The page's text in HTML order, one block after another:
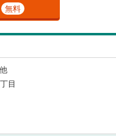
無料
目
長崎
この条件で検索する
この条件で検索する
この条件で検索する
り
法関連